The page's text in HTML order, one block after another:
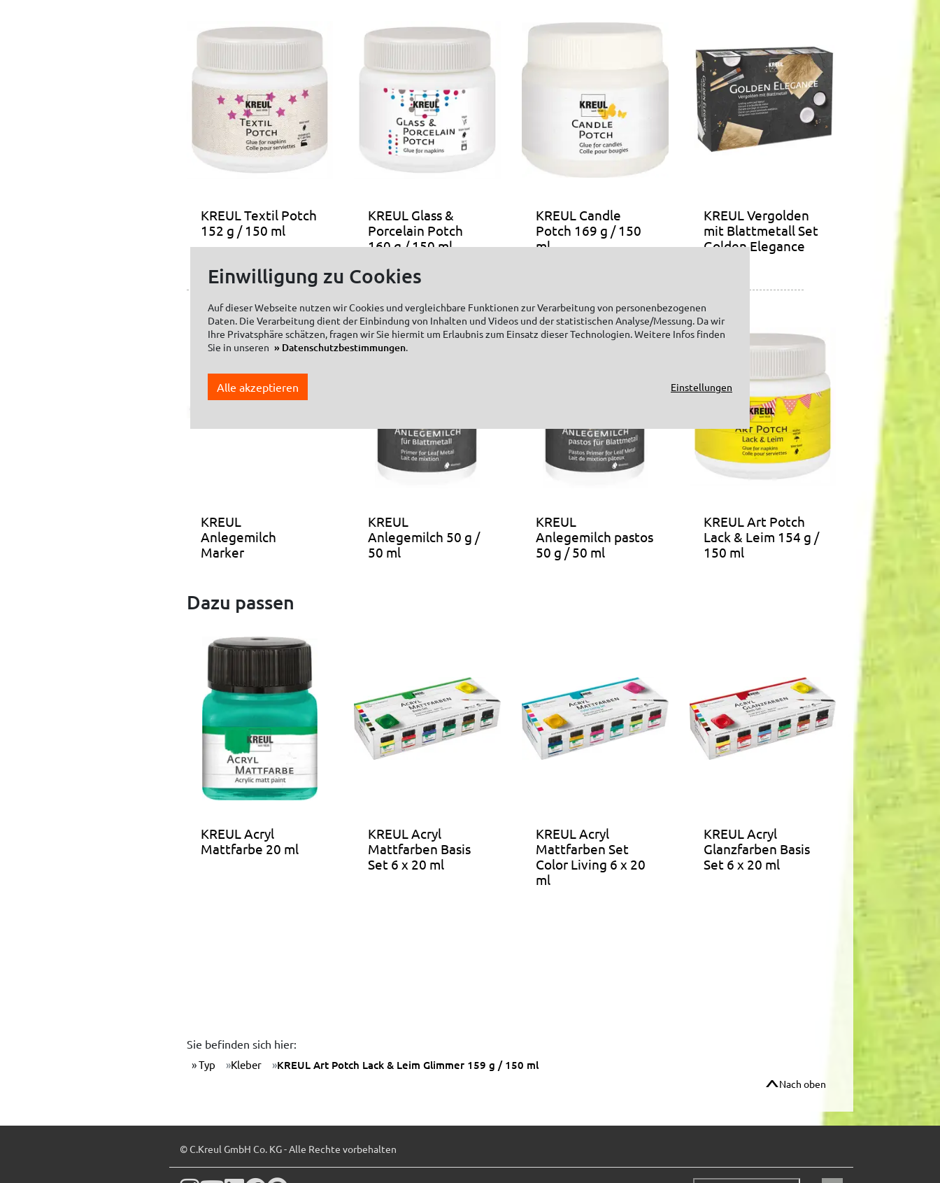
KREUL Textil Potch
152 g / 150 ml
KREUL Glass &
Porcelain Potch
160 g / 150 ml
KREUL Candle
Potch 169 g / 150
ml
KREUL Vergolden
mit Blattmetall Set
Golden Elegance
KREUL
Anlegemilch
Marker
KREUL
Anlegemilch 50 g /
50 ml
KREUL
Anlegemilch pastos
50 g / 50 ml
KREUL Art Potch
Lack & Leim 154 g /
150 ml
Dazu passen
KREUL Acryl
Mattfarbe 20 ml
KREUL Acryl
Mattfarben Basis
Set 6 x 20 ml
KREUL Acryl
Mattfarben Set
Color Living 6 x 20
ml
KREUL Acryl
Glanzfarben Basis
Set 6 x 20 ml
Sie befinden sich hier:
Typ Kleber KREUL Art Potch Lack & Leim Glimmer 159 g / 150 ml
Nach oben
© C.Kreul GmbH Co. KG - Alle Rechte vorbehalten
Einwilligung zu Cookies
Auf dieser Webseite nutzen wir Cookies und vergleichbare Funktionen zur Verarbeitung von personenbezogenen
Daten. Die Verarbeitung dient der Einbindung von Inhalten und Videos und der statistischen Analyse/Messung. Da wir
Ihre Privatsphäre schätzen, fragen wir Sie hiermit um Erlaubnis zum Einsatz dieser Technologien. Weitere Infos finden
Sie in unseren
Datenschutzbestimmungen.
Alle akzeptieren Einstellungen